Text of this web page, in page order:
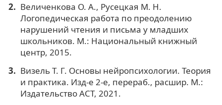
Величенкова О. А., Русецкая М. Н.
Логопедическая работа по преодолению
нарушений чтения и письма у младших
школьников. М.: Национальный книжный
центр, 2015.
Визель Т. Г. Основы нейропсихологии. Теория
и практика. Изд-е 2-е, перераб., расшир. М.:
Издательство АСТ, 2021.